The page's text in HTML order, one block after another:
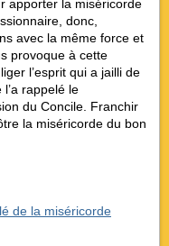
apporter la miséricorde
donc,
avec la même force et
provoque à cette
l’esprit qui a jailli de
rappelé le
du Concile. Franchir
la miséricorde du bon
de la miséricorde